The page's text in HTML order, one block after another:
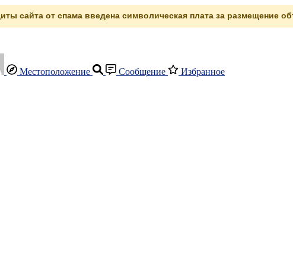
сайта от спама введена символическая плата за размещение
Местоположение Сообщение Избранное